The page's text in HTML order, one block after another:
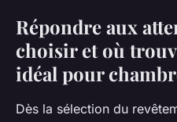
Répondre aux
choisir et où
idéal pour
Dès la sélection du